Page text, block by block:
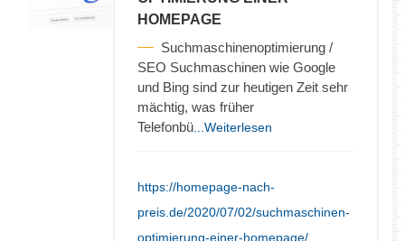
HOMEPAGE
Suchmaschinenoptimierung /
SEO Suchmaschinen wie Google
und Bing sind zur heutigen Zeit sehr
mächtig, was früher
Telefonbü ...Weiterlesen
https://homepage-nach-
preis.de/2020/07/02/suchmaschinen-
optimierung-einer-homepage/